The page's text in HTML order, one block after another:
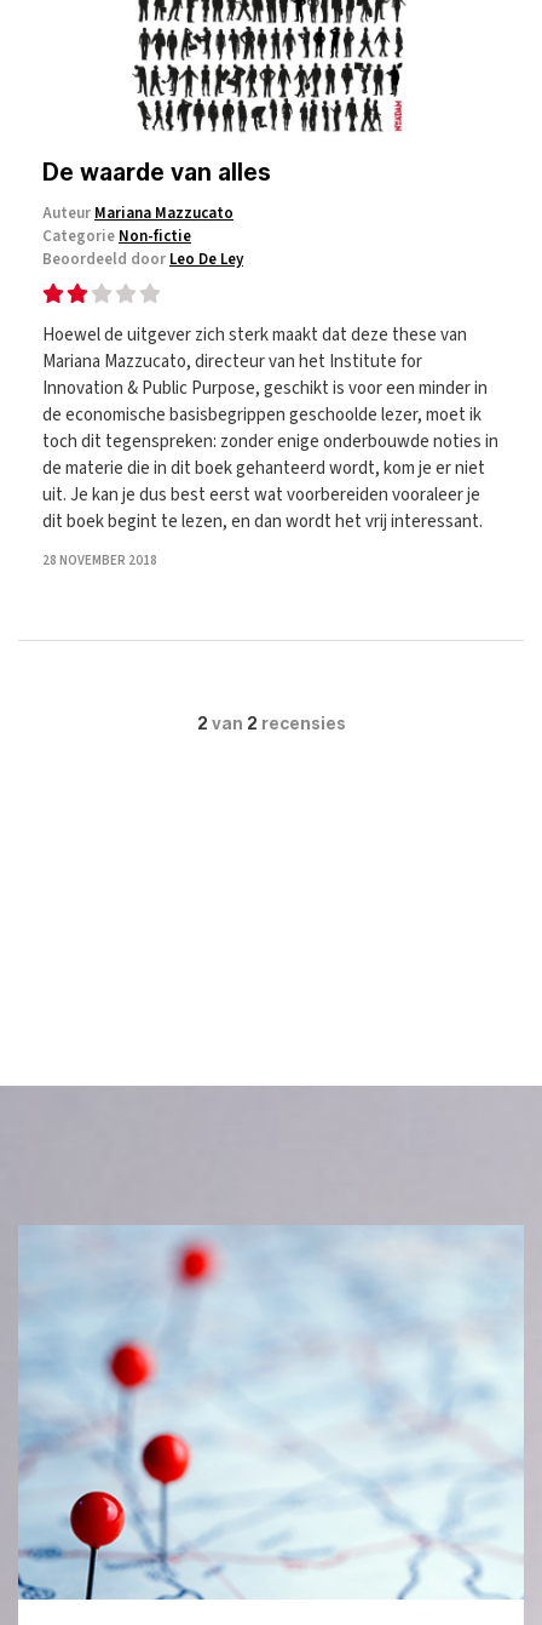
De waarde van alles
Auteur Mariana Mazzucato
Categorie Non-fictie
Beoordeeld door Leo De Ley
Hoewel de uitgever zich sterk maakt dat deze these van
Mariana Mazzucato, directeur van het Institute for
Innovation & Public Purpose, geschikt is voor een minder in
de economische basisbegrippen geschoolde lezer, moet ik
toch dit tegenspreken: zonder enige onderbouwde noties in
de materie die in dit boek gehanteerd wordt, kom je er niet
uit. Je kan je dus best eerst wat voorbereiden vooraleer je
dit boek begint te lezen, en dan wordt het vrij interessant.
28 NOVEMBER 2018
2 van 2 recensies